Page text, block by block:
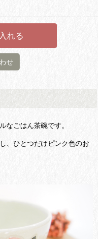
れる
せ
なごはん茶碗です。
、ひとつだけピンク色のお